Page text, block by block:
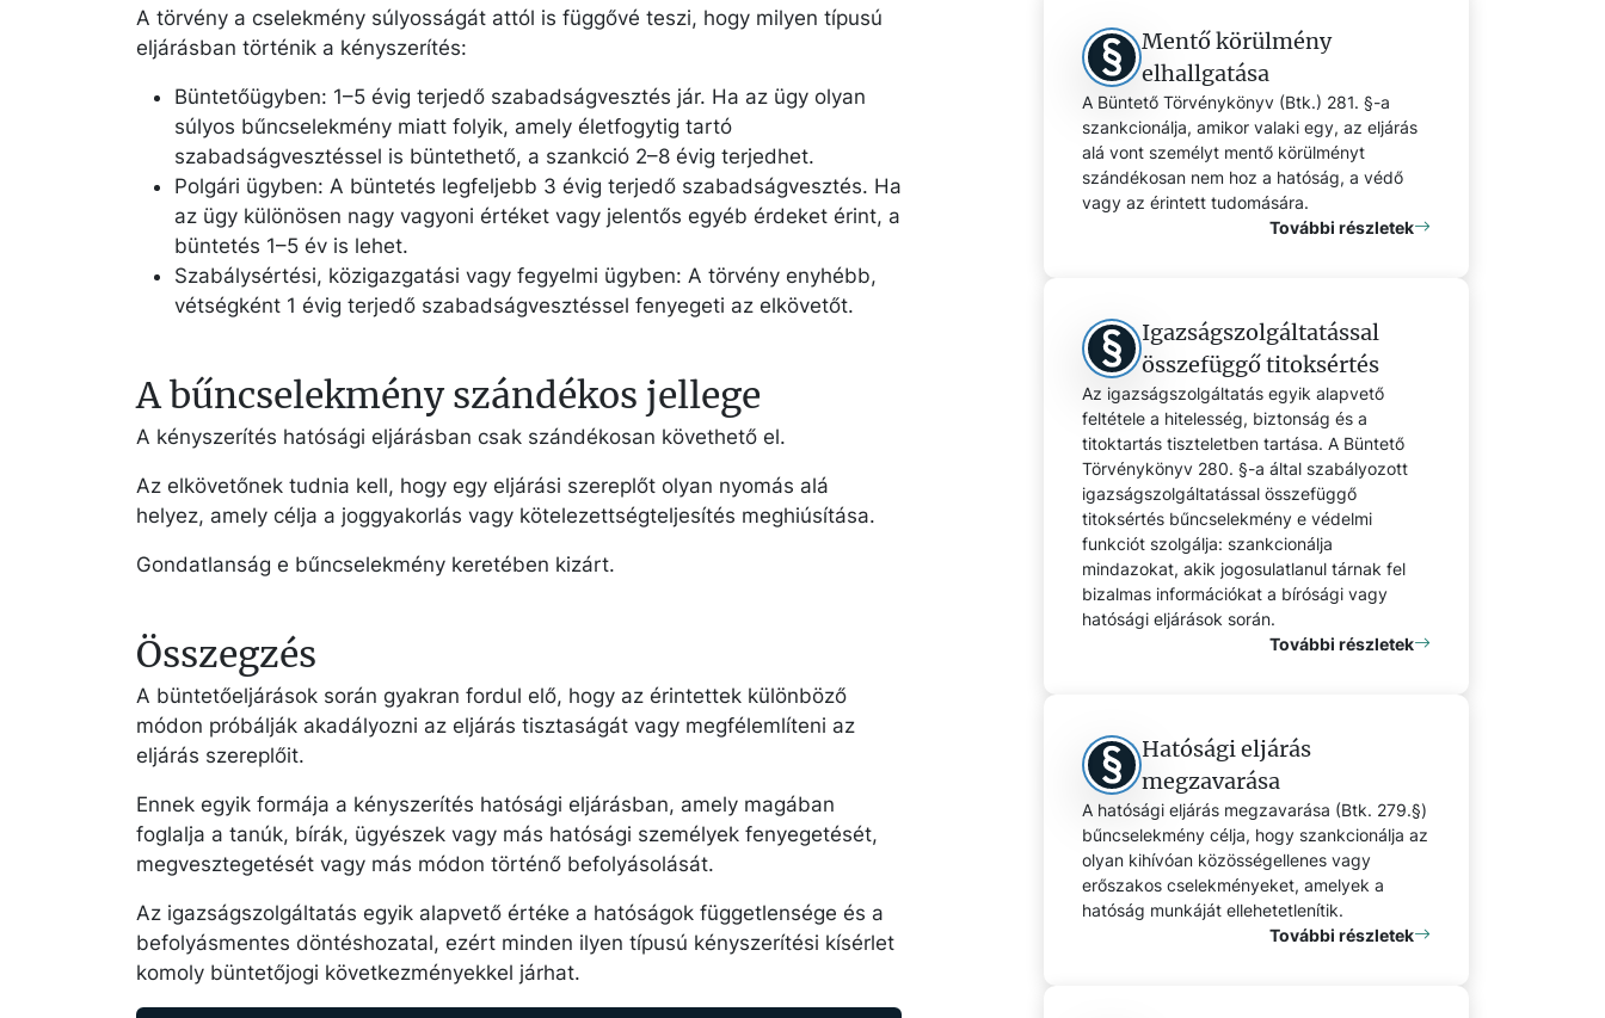
A törvény a cselekmény súlyosságát attól is függővé teszi, hogy milyen típusú
eljárásban történik a kényszerítés:
Büntetőügyben: 1–5 évig terjedő szabadságvesztés jár. Ha az ügy olyan
súlyos bűncselekmény miatt folyik, amely életfogytig tartó
szabadságvesztéssel is büntethető, a szankció 2–8 évig terjedhet.
Polgári ügyben: A büntetés legfeljebb 3 évig terjedő szabadságvesztés. Ha
az ügy különösen nagy vagyoni értéket vagy jelentős egyéb érdeket érint, a
büntetés 1–5 év is lehet.
Szabálysértési, közigazgatási vagy fegyelmi ügyben: A törvény enyhébb,
vétségként 1 évig terjedő szabadságvesztéssel fenyegeti az elkövetőt.
A bűncselekmény szándékos jellege
A kényszerítés hatósági eljárásban csak szándékosan követhető el.
Az elkövetőnek tudnia kell, hogy egy eljárási szereplőt olyan nyomás alá
helyez, amely célja a joggyakorlás vagy kötelezettségteljesítés meghiúsítása.
Gondatlanság e bűncselekmény keretében kizárt.
Összegzés
A büntetőeljárások során gyakran fordul elő, hogy az érintettek különböző
módon próbálják akadályozni az eljárás tisztaságát vagy megfélemlíteni az
eljárás szereplőit.
Ennek egyik formája a kényszerítés hatósági eljárásban, amely magában
foglalja a tanúk, bírák, ügyészek vagy más hatósági személyek fenyegetését,
megvesztegetését vagy más módon történő befolyásolását.
Az igazságszolgáltatás egyik alapvető értéke a hatóságok függetlensége és a
befolyásmentes döntéshozatal, ezért minden ilyen típusú kényszerítési kísérlet
komoly büntetőjogi következményekkel járhat.
Mentő körülmény
elhallgatása
A Büntető Törvénykönyv (Btk.) 281. §-a
szankcionálja, amikor valaki egy, az eljárás
alá vont személyt mentő körülményt
szándékosan nem hoz a hatóság, a védő
vagy az érintett tudomására.
További részletek
Igazságszolgáltatással
összefüggő titoksértés
Az igazságszolgáltatás egyik alapvető
feltétele a hitelesség, biztonság és a
titoktartás tiszteletben tartása. A Büntető
Törvénykönyv 280. §-a által szabályozott
igazságszolgáltatással összefüggő
titoksértés bűncselekmény e védelmi
funkciót szolgálja: szankcionálja
mindazokat, akik jogosulatlanul tárnak fel
bizalmas információkat a bírósági vagy
hatósági eljárások során.
További részletek
Hatósági eljárás
megzavarása
A hatósági eljárás megzavarása (Btk. 279.§)
bűncselekmény célja, hogy szankcionálja az
olyan kihívóan közösségellenes vagy
erőszakos cselekményeket, amelyek a
hatóság munkáját ellehetetlenítik.
További részletek